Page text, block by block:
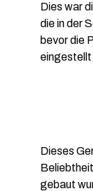
Dies war
die in der
bevor die
eingestellt
Dieses
gebaut